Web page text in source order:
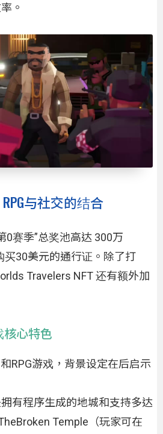
。
RPG与社交的结合
0赛季”总奖池高达 300万
买30美元的通行证。除了打
Travelers NFT 还有额外加
核心特色
RPG游戏，背景设定在后启示
有程序生成的地城和支持多达
Temple（玩家可在